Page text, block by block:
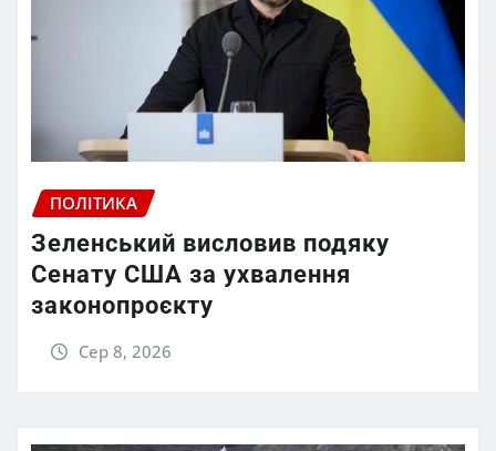
ПОЛІТИКА
Зеленський висловив подяку
Сенату США за ухвалення
законопроєкту
Сер 8, 2026